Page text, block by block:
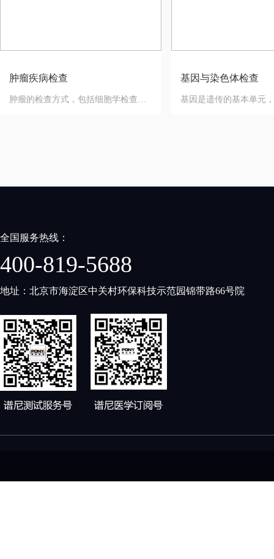
肿瘤疾病检查
肿瘤的检查方式，包括细胞学检查、组织学检查、血液检查为主的实验室检查，以及X线、B超、CT、核磁共振、内镜检查为主的影像学检查
基因与染色体检查
全国服务热线：
400-819-5688
地址：北京市海淀区中关村环保科技示范园锦带路66号院